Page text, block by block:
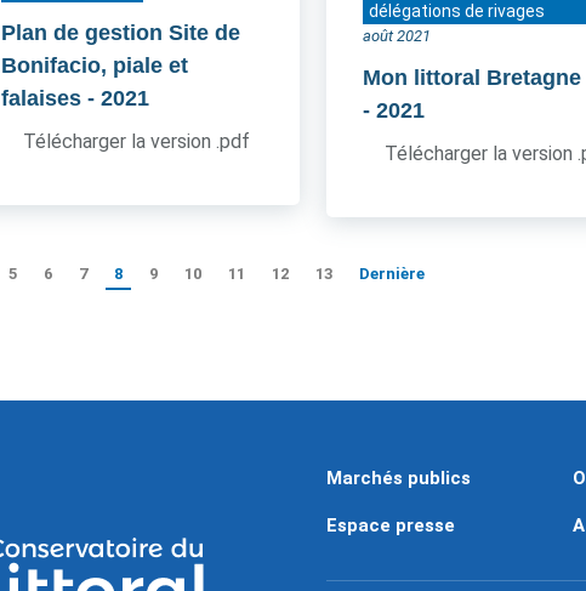
Plan de gestion Site de
Bonifacio, piale et
falaises - 2021
Télécharger la version .pdf
délégations de rivages
août 2021
Mon littoral Bretagne
- 2021
Télécharger la version
5 6 7 8 9 10 11 12 13 Dernière
Marchés publics
Espace presse